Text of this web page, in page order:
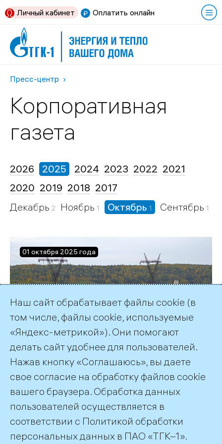
Оплатить онлайн
Личный кабинет
Пресс-центр
Корпоративная
газета
2026 2025
Декабрь 2 Ноябрь 1 Октябрь 1 Сентябрь 1
2024 2023 2022 2021
2020 2019 2018 2017
01 октября 2025 года
Октябрь 2025
©2026 ПАО «ТГК–1»
Наш сайт обрабатывает файлы cookie (в
том числе, файлы cookie, используемые
«Яндекс-метрикой»). Они помогают
делать сайт удобнее для пользователей.
Нажав кнопку «Соглашаюсь», вы даете
свое согласие на обработку файлов cookie
вашего браузера. Обработка данных
пользователей осуществляется в
соответствии с Политикой обработки
персональных данных в ПАО «ТГК–1».